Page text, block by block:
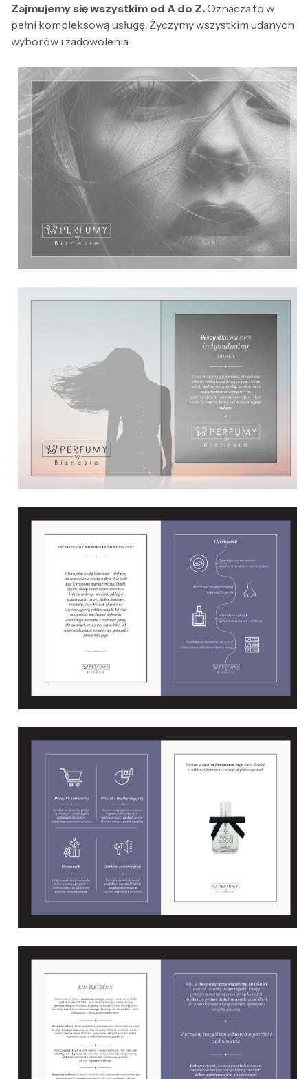
Zajmujemy się wszystkim od A do Z.Oznacza to w
pełni kompleksową usługę. Życzymy wszystkim udanych
wyborów i zadowolenia.